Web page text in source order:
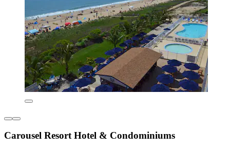
Carousel Resort Hotel & Condominiums